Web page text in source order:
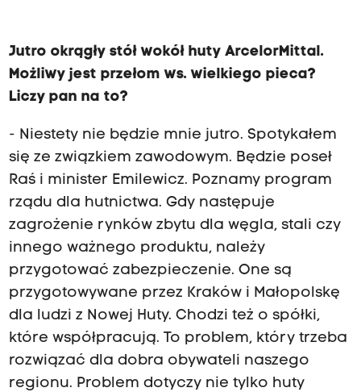
Jutro okrągły stół wokół huty ArcelorMittal.
Możliwy jest przełom ws. wielkiego pieca?
Liczy pan na to?
- Niestety nie będzie mnie jutro. Spotykałem
się ze związkiem zawodowym. Będzie poseł
Raś i minister Emilewicz. Poznamy program
rządu dla hutnictwa. Gdy następuje
zagrożenie rynków zbytu dla węgla, stali czy
innego ważnego produktu, należy
przygotować zabezpieczenie. One są
przygotowywane przez Kraków i Małopolskę
dla ludzi z Nowej Huty. Chodzi też o spółki,
które współpracują. To problem, który trzeba
rozwiązać dla dobra obywateli naszego
regionu. Problem dotyczy nie tylko huty